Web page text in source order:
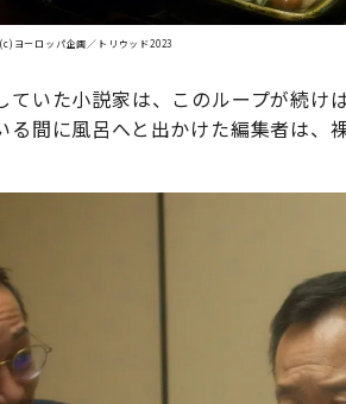
ヨーロッパ企画／トリウッド2023
ていた小説家は、このループが続け
る間に風呂へと出かけた編集者は、